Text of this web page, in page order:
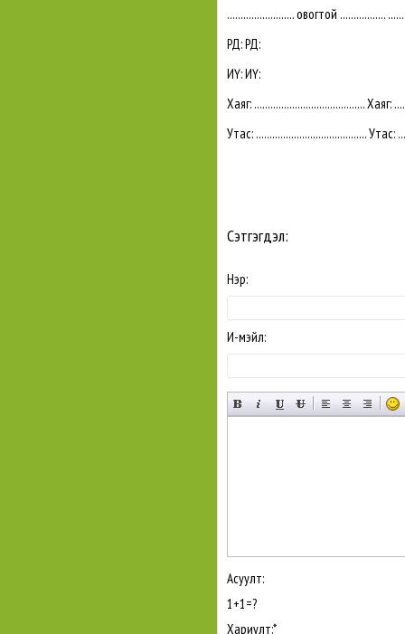
......................... овогтой .................
РД: РД:
ИҮ: ИҮ:
Хаяг: ......................................... Хаяг:
Утас: ......................................... Утас:
Сэтгэгдэл:
Нэр:
И-мэйл:
Асуулт:
1+1=?
Хариулт:*